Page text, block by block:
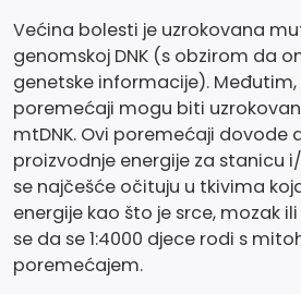
Većina bolesti je uzrokovana
genomskoj DNK (s obzirom da
genetske informacije).
poremećaji mogu biti
mtDNK. Ovi poremećaji dovode
proizvodnje energije za stanicu
se najčešće očituju u tkivima
energije kao što je srce, mozak
se da se 1:4000 djece rodi s
poremećajem.